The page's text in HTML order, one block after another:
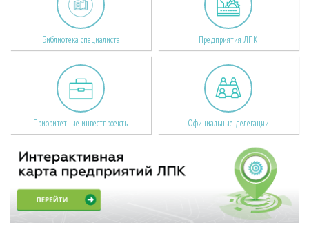
Библиотека специалиста Предприятия ЛПК
Приоритетные инвестпроекты Официальные делегации